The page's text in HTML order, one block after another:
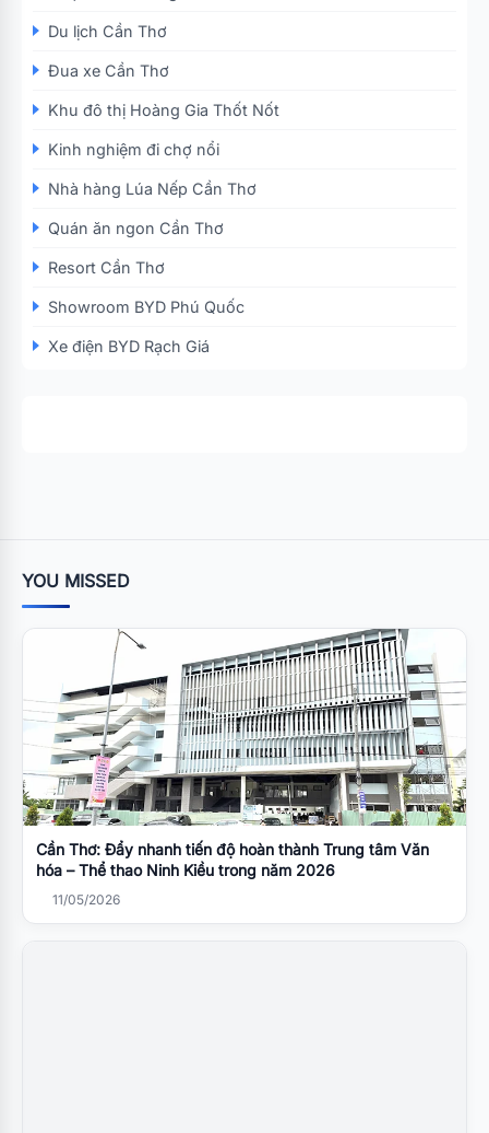
Du lịch Cần Thơ
Đua xe Cần Thơ
Khu đô thị Hoàng Gia Thốt Nốt
Kinh nghiệm đi chợ nổi
Nhà hàng Lúa Nếp Cần Thơ
Quán ăn ngon Cần Thơ
Resort Cần Thơ
Showroom BYD Phú Quốc
Xe điện BYD Rạch Giá
YOU MISSED
Cần Thơ: Đẩy nhanh tiến độ hoàn thành Trung tâm Văn
hóa – Thể thao Ninh Kiều trong năm 2026
11/05/2026